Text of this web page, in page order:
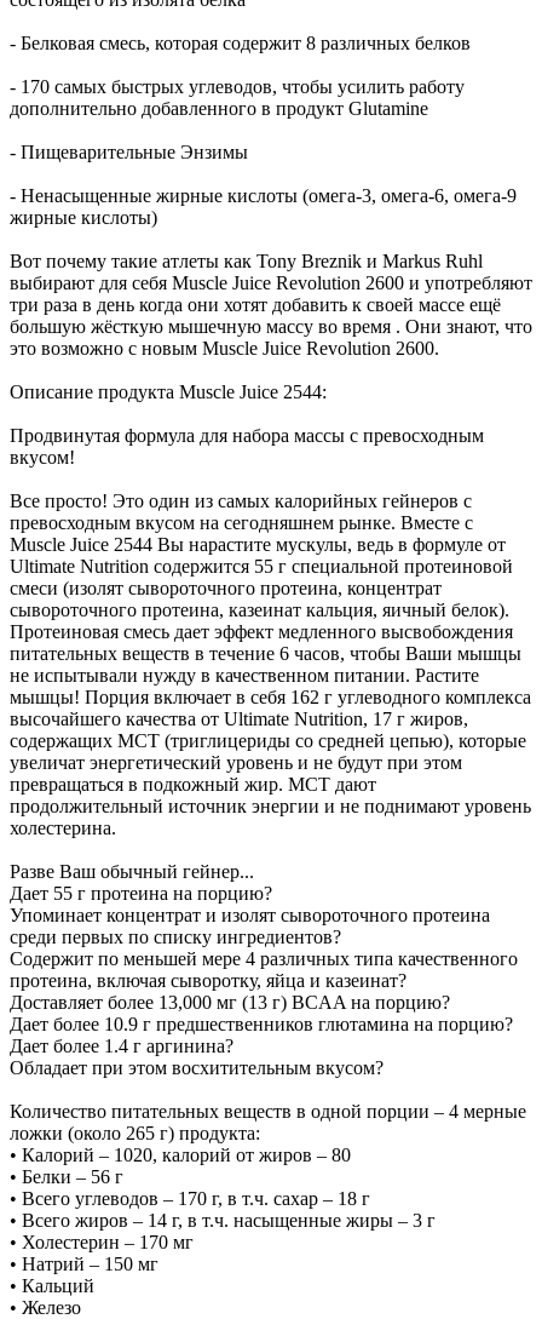
- Белковая смесь, которая содержит 8 различных белков
- 170 самых быстрых углеводов, чтобы усилить работу
дополнительно добавленного в продукт Glutamine
- Пищеварительные Энзимы
- Ненасыщенные жирные кислоты (омега-3, омега-6, омега-9
жирные кислоты)
Вот почему такие атлеты как Tony Breznik и Markus Ruhl
выбирают для себя Muscle Juice Revolution 2600 и употребляют
три раза в день когда они хотят добавить к своей массе ещё
большую жёсткую мышечную массу во время . Они знают, что
это возможно с новым Muscle Juice Revolution 2600.
Описание продукта Muscle Juice 2544:
Продвинутая формула для набора массы с превосходным
вкусом!
Все просто! Это один из самых калорийных гейнеров с
превосходным вкусом на сегодняшнем рынке. Вместе с
Muscle Juice 2544 Вы нарастите мускулы, ведь в формуле от
Ultimate Nutrition содержится 55 г специальной протеиновой
смеси (изолят сывороточного протеина, концентрат
сывороточного протеина, казеинат кальция, яичный белок).
Протеиновая смесь дает эффект медленного высвобождения
питательных веществ в течение 6 часов, чтобы Ваши мышцы
не испытывали нужду в качественном питании. Растите
мышцы! Порция включает в себя 162 г углеводного комплекса
высочайшего качества от Ultimate Nutrition, 17 г жиров,
содержащих MCT (триглицериды со средней цепью), которые
увеличат энергетический уровень и не будут при этом
превращаться в подкожный жир. MCT дают
продолжительный источник энергии и не поднимают уровень
холестерина.
Разве Ваш обычный гейнер...
Дает 55 г протеина на порцию?
Упоминает концентрат и изолят сывороточного протеина
среди первых по списку ингредиентов?
Содержит по меньшей мере 4 различных типа качественного
протеина, включая сыворотку, яйца и казеинат?
Доставляет более 13,000 мг (13 г) BCAA на порцию?
Дает более 10.9 г предшественников глютамина на порцию?
Дает более 1.4 г аргинина?
Обладает при этом восхитительным вкусом?
Количество питательных веществ в одной порции – 4 мерные
ложки (около 265 г) продукта:
• Калорий – 1020, калорий от жиров – 80
• Белки – 56 г
• Всего углеводов – 170 г, в т.ч. сахар – 18 г
• Всего жиров – 14 г, в т.ч. насыщенные жиры – 3 г
• Холестерин – 170 мг
• Натрий – 150 мг
• Кальций
• Железо